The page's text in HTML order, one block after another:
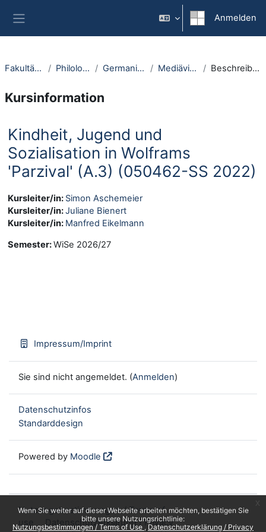
Wenn Sie weiter auf dieser Webseite arbeiten möchten, bestätigen Sie
bitte unsere Nutzungsrichtlinie:
Nutzungsbestimmungen / Terms of Use
Datenschutzerklärung / Privacy
Anmelden
Fakultäten Philologie Germanistik Mediävistik Beschreibung
Kursinformation
Kindheit, Jugend und
Sozialisation in Wolframs
'Parzival' (A.3) (050462-SS 2022)
Kursleiter/in: Simon Aschemeier
Kursleiter/in:Juliane Bienert
Kursleiter/in: Manfred Eikelmann
Semester:WiSe 2026/27
Impressum/Imprint
Sie sind nicht angemeldet. (Anmelden)
Datenschutzinfos
Standarddesign
Powered by Moodle
Nutzungsbestimmungen / Terms of
use
Datenschutzerklärung / Privacy